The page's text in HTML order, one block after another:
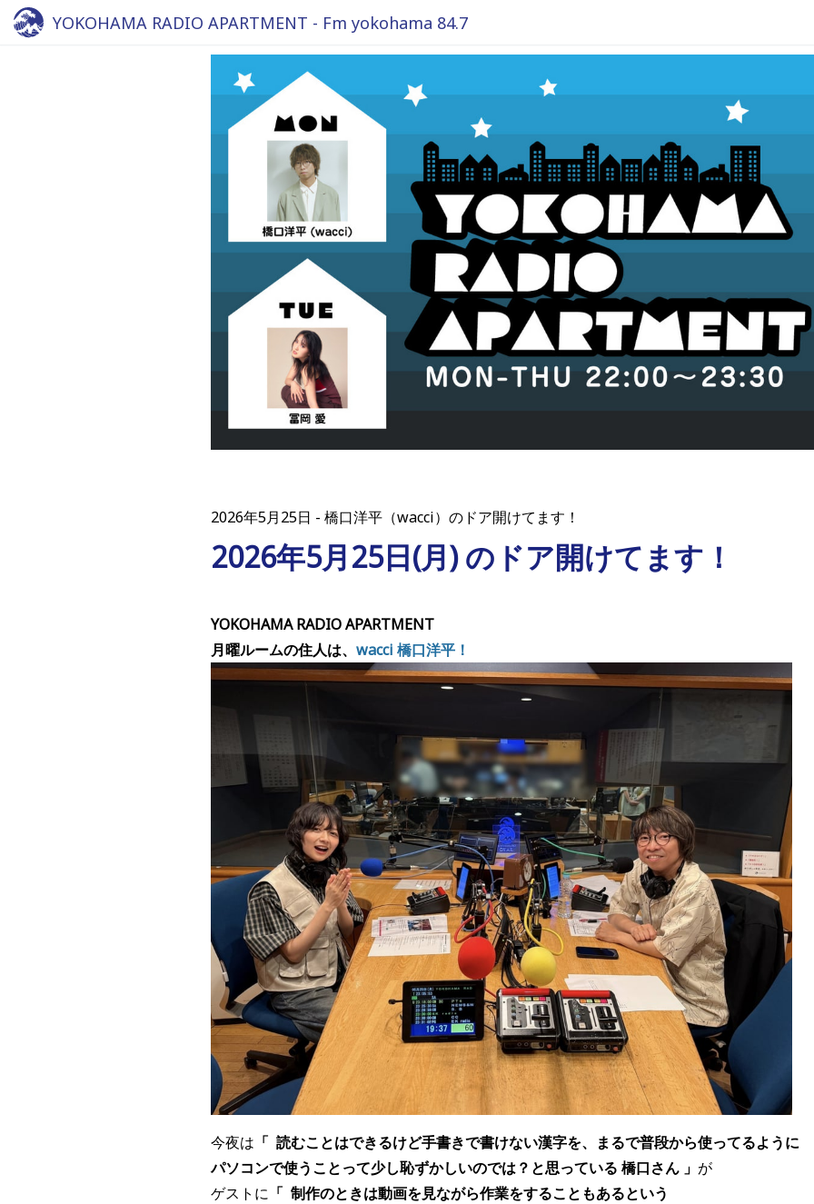
YOKOHAMA RADIO APARTMENT - Fm yokohama 84.7
2026年5月25日 橋口洋平（wacci）のドア開けてます！
2026年5月25日(月) のドア開けてます！
YOKOHAMA RADIO APARTMENT
月曜ルームの住人は、 wacci 橋口洋平！
今夜は 「 読むことはできるけど手書きで書けない漢字を、まるで普段から使ってるように
パソコンで使うことって少し恥ずかしいのでは？と思っている 橋口さん 」 が
ゲストに 「 制作のときは動画を見ながら作業をすることもあるという